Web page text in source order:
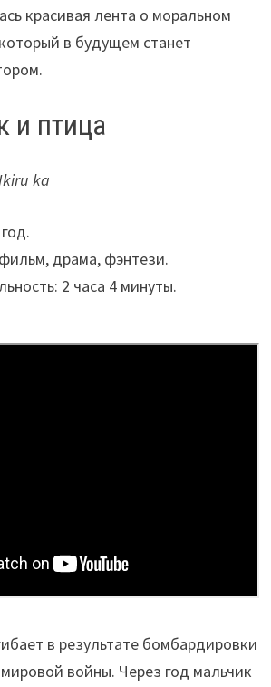
красивая лента о моральном
в будущем станет
и птица
ka
драма, фэнтези.
2 часа 4 минуты.
в результате бомбардировки
войны. Через год мальчик